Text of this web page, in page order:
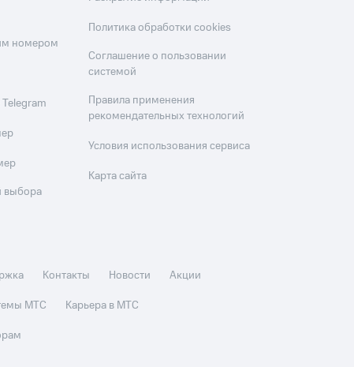
номером
выбора
Политика обработки cookies
Соглашение о пользовании
системой
Правила применения
рекомендательных технологий
Условия использования сервиса
Карта сайта
Контакты Новости
Акции
МТС
Карьера в МТС